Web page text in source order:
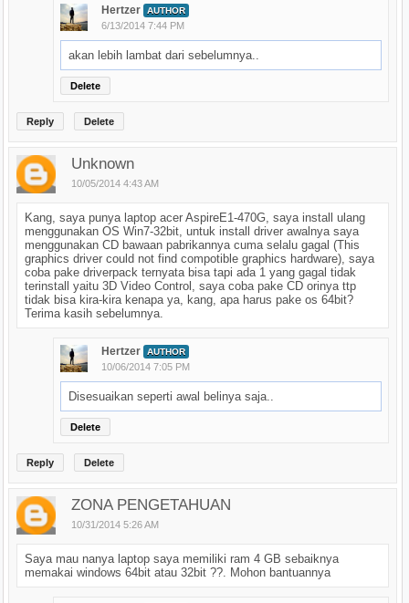
Hertzer AUTHOR
6/13/2014 7:44 PM
akan lebih lambat dari sebelumnya..
Delete
Reply Delete
Unknown
10/05/2014 4:43 AM
Kang, saya punya laptop acer AspireE1-470G, saya install ulang
menggunakan OS Win7-32bit, untuk install driver awalnya saya
menggunakan CD bawaan pabrikannya cuma selalu gagal (This
graphics driver could not find compotible graphics hardware), saya
coba pake driverpack ternyata bisa tapi ada 1 yang gagal tidak
terinstall yaitu 3D Video Control, saya coba pake CD orinya ttp
tidak bisa kira-kira kenapa ya, kang, apa harus pake os 64bit?
Terima kasih sebelumnya.
Hertzer AUTHOR
10/06/2014 7:05 PM
Disesuaikan seperti awal belinya saja..
Delete
Reply Delete
ZONA PENGETAHUAN
10/31/2014 5:26 AM
Saya mau nanya laptop saya memiliki ram 4 GB sebaiknya
memakai windows 64bit atau 32bit ??. Mohon bantuannya